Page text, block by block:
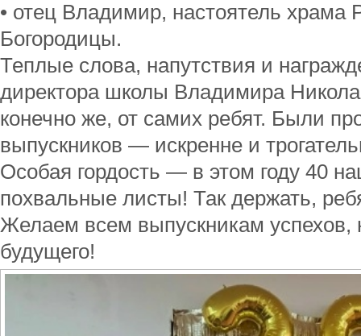
• отец Владимир, настоятель храма
Богородицы.
Теплые слова, напутствия и
директора школы Владимира
конечно же, от самих ребят. Были
выпускников — искренне и
Особая гордость — в этом году 40
похвальные листы! Так держать,
Желаем всем выпускникам успехов,
будущего!